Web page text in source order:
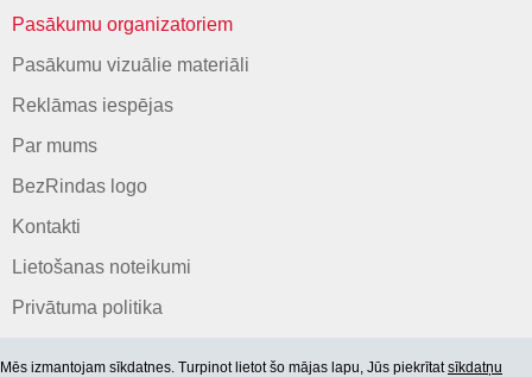
Pasākumu organizatoriem
Pasākumu vizuālie materiāli
Reklāmas iespējas
Par mums
BezRindas logo
Kontakti
Lietošanas noteikumi
Privātuma politika
Mēs izmantojam sīkdatnes. Turpinot lietot šo mājas lapu, Jūs piekrītatsīkdatņu